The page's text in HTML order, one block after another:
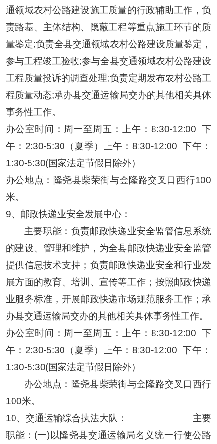
通领域农村公路建设施工质量的行政辅助工作，负
责路基、主体结构、隐蔽工程等重点施工环节的质
量鉴定;负责全县交通领域农村公路建设质量鉴定，
参与工程竣工验收;参与全县交通领域农村公路建设
工程质量投诉的调查处理;负责定期发布农村公路工
程质量动态;承办县交通运输局交办的其他相关具体
事务性工作。
办公室时间： 周一至周五：上午：8:30-12:00
下
午：2:30-5:30（夏季）上午：8:30-12:00 下午：
1:30-5:30(国家法定节假日除外）
办公地点：隆尧县柴荣街与金隆路交叉口西行100
米。
9、 邮政快递业安全发展中心：
主要职能：负责邮政快递业安全监管信息系统
的建设、管理和维护，为全县邮政快递业安全监管
提供信息技术支持；负责邮政快递业安全和行业发
展方面的教育、培训、宣传等工作；按照邮政快递
业服务标准，开展邮政快递市场规范服务工作；承
办县交通运输局交办的其他相关具体事务性工作。
办公室时间： 周一至周五：上午：8:30-12:00
下
午：2:30-5:30（夏季）上午：8:30-12:00 下午：
1:30-5:30(国家法定节假日除外）
办公地点：隆尧县柴荣街与金隆路交叉口西行
100米。
10、 交通运输综合执法大队：
主要
职能： (一)以隆尧县交通运输局名义统一行使公路